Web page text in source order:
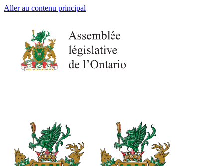
Aller au contenu principal